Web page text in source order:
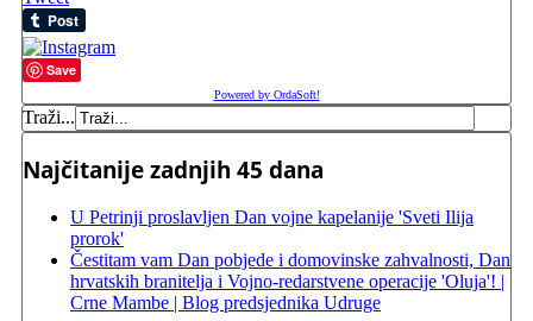
Save
Powered by OrdaSoft!
Traži...
Najčitanije zadnjih 45 dana
U Petrinji proslavljen Dan vojne kapelanije 'Sveti Ilija
prorok'
Čestitam vam Dan pobjede i domovinske zahvalnosti, Dan
hrvatskih branitelja i Vojno-redarstvene operacije 'Oluja'! |
Crne Mambe | Blog predsjednika Udruge